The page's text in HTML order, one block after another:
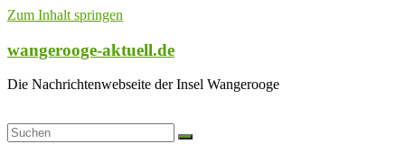
Zum Inhalt springen
wangerooge-aktuell.de
Die Nachrichtenwebseite der Insel Wangerooge